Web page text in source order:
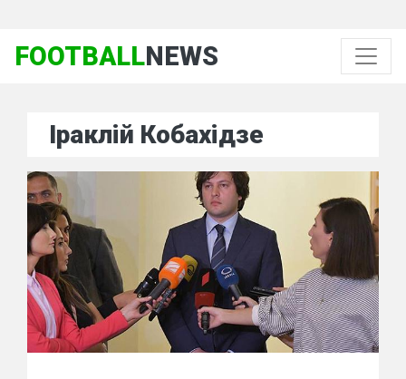
FOOTBALLNEWS
Іраклій Кобахідзе